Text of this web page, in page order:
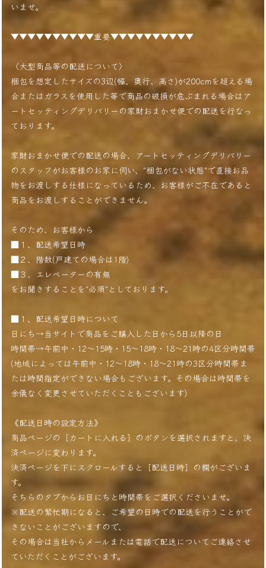
いませ。
▼▼▼▼▼▼▼▼▼▼重要▼▼▼▼▼▼▼▼▼▼
〈大型商品等の配送について〉
梱包を想定したサイズの3辺(幅、奥行、高さ)が200cmを超える場
合またはガラスを使用した等で商品の破損が危ぶまれる場合はア
ートセッティングデリバリーの家財おまかせ便での配送を行なっ
ております。
家財おまかせ便での配送の場合、アートセッティングデリバリー
のスタッフがお客様のお家に伺い、"梱包がない状態"で直接お品
物をお渡しする仕様になっているため、お客様がご不在であると
商品をお渡しすることができません。
そのため、お客様から
■１、配送希望日時
■２、階数(戸建ての場合は1階)
■３、エレベーターの有無
をお聞きすることを"必須"としております。
■１、配送希望日時について
日にち→当サイトで商品をご購入した日から5日以降の日
時間帯→午前中・12〜15時・15〜18時・18〜21時の4区分時間帯
(地域によっては午前中・12〜18時・18〜21時の3区分時間帯ま
たは時間指定ができない場合もございます。その場合は時間帯を
余儀なく変更させていただくこともございます)
《配送日時の設定方法》
商品ページの［カートに入れる］のボタンを選択されますと、決
済ページに変わります。
決済ページを下にスクロールすると［配送日時］の欄がございま
す。
そちらのタブからお日にちと時間帯をご選択くださいませ。
※配送の繁忙期になると、ご希望の日時での配送を行うことがで
きないことがございますので、
その場合は当社からメールまたは電話で配送についてご連絡させ
ていただくことがございます。